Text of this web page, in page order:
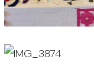
IMG_3874